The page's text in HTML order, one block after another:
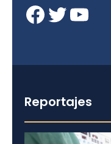
Facebook Twitter YouTube
Reportajes